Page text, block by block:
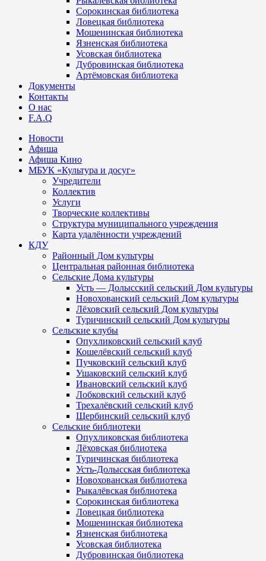
Сорокинская библиотека
Ловецкая библиотека
Мошенинская библиотека
Язненская библиотека
Усовская библиотека
Дубровинская библиотека
Артёмовская библиотека
Документы
Контакты
О нас
F.A.Q
Новости
Афиша
Афиша Кино
МБУК «Культура и досуг»
Учредители
Коллектив
Услуги
Творческие коллективы
Структура муниципального учреждения
Карта удалённости учреждений
КДУ
Районный Дом культуры
Центральная районная библиотека
Сельские Дома культуры
Усть — Долысский сельский Дом культуры
Новохованский сельский Дом культуры
Лёховский сельский Дом культуры
Туричинский сельский Дом культуры
Сельские клубы
Опухликовский сельский клуб
Кошелёвский сельский клуб
Пучковский сельский клуб
Ушаковский сельский клуб
Ивановский сельский клуб
Лобковский сельский клуб
Трехалёвский сельский клуб
Щербинский сельский клуб
Сельские библиотеки
Опухликовская библиотека
Лёховская библиотека
Туричинская библиотека
Усть-Долысская библиотека
Новохованская библиотека
Рыкалёвская библиотека
Сорокинская библиотека
Ловецкая библиотека
Мошенинская библиотека
Язненская библиотека
Усовская библиотека
Дубровинская библиотека